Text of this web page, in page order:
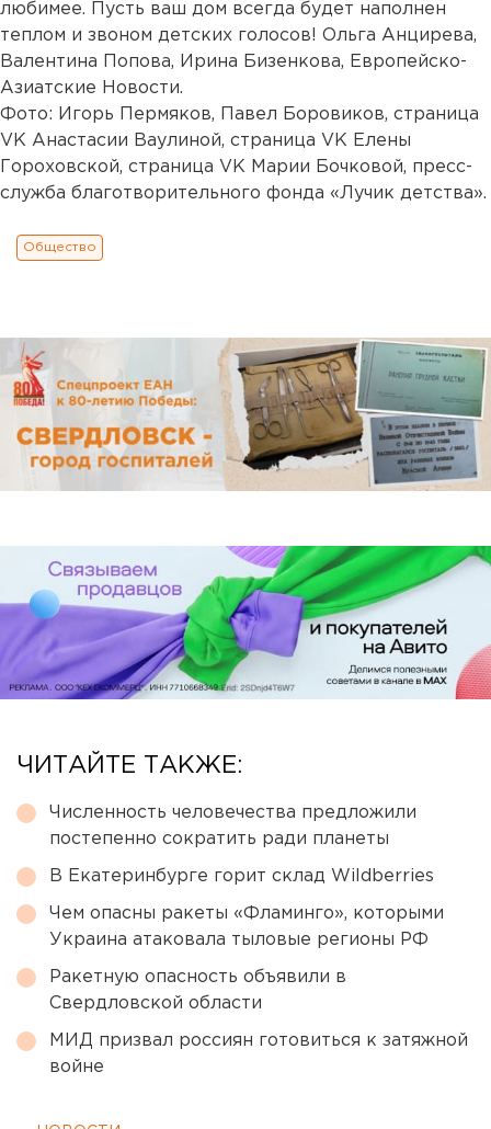
любимее. Пусть ваш дом всегда будет наполнен
теплом и звоном детских голосов! Ольга Анцирева,
Валентина Попова, Ирина Бизенкова, Европейско-
Азиатские Новости.
Фото: Игорь Пермяков, Павел Боровиков, страница
VK Анастасии Ваулиной, страница VK Елены
Гороховской, страница VK Марии Бочковой, пресс-
служба благотворительного фонда «Лучик детства».
Общество
ЧИТАЙТЕ ТАКЖЕ:
Численность человечества предложили
постепенно сократить ради планеты
В Екатеринбурге горит склад Wildberries
Чем опасны ракеты «Фламинго», которыми
Украина атаковала тыловые регионы РФ
Ракетную опасность объявили в
Свердловской области
МИД призвал россиян готовиться к затяжной
войне